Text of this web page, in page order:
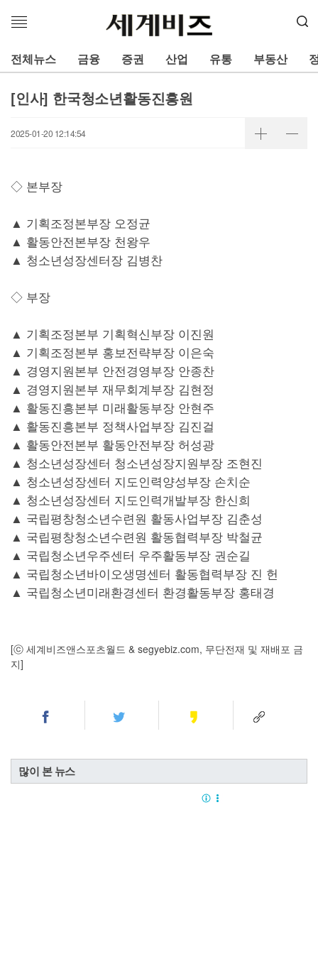
메
열
기
전체뉴스 금융 증권 산업 유통 부동산
[인사] 한국청소년활동진흥원
2025-01-20 12:14:54
◇ 본부장
▲ 기획조정본부장 오정균
▲ 활동안전본부장 천왕우
▲ 청소년성장센터장 김병찬
◇ 부장
▲ 기획조정본부 기획혁신부장 이진원
▲ 기획조정본부 홍보전략부장 이은숙
▲ 경영지원본부 안전경영부장 안종찬
▲ 경영지원본부 재무회계부장 김현정
▲ 활동진흥본부 미래활동부장 안현주
▲ 활동진흥본부 정책사업부장 김진걸
▲ 활동안전본부 활동안전부장 허성광
▲ 청소년성장센터 청소년성장지원부장 조현진
▲ 청소년성장센터 지도인력양성부장 손치순
▲ 청소년성장센터 지도인력개발부장 한신희
▲ 국립평창청소년수련원 활동사업부장 김춘성
▲ 국립평창청소년수련원 활동협력부장 박철균
▲ 국립청소년우주센터 우주활동부장 권순길
▲ 국립청소년바이오생명센터 활동협력부장 진 헌
▲ 국립청소년미래환경센터 환경활동부장 홍태경
[ⓒ 세계비즈앤스포츠월드 & segyebiz.com, 무단전재 및 재배포 금
지]
많이 본 뉴스